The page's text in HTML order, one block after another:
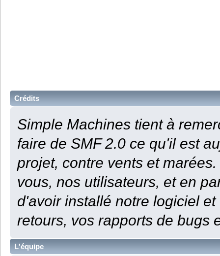
Crédits
Simple Machines tient à
faire de SMF 2.0 ce qu'il est
projet, contre vents et
vous, nos utilisateurs, et en
d'avoir installé notre logiciel
retours, vos rapports de bugs
L'équipe